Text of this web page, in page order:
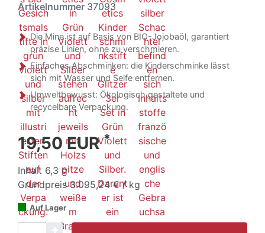
Artikelnummer 37093
Die Mine ist auf Basis von BIO-Jojobaöl, garantiert
präzise Linien, ohne zu verschmieren.
Einfaches Abschminken: die Kinderschminke lässt
sich mit Wasser und Seife entfernen.
Umweltbewusst: Ökologisch gestaltete und
recycelbare Verpackung.
19,50 EUR*
Inhalt 6,3 g
Grundpreis3.095,24 € / kg
Auf Lager